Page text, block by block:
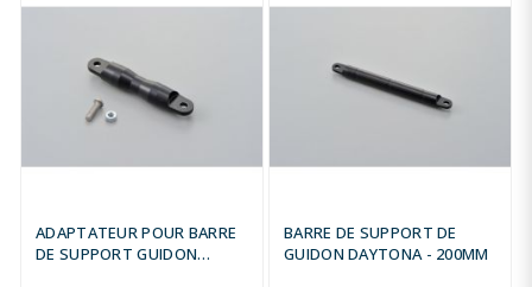
ADAPTATEUR POUR BARRE
DE SUPPORT GUIDON
BARRE DE SUPPORT DE
GUIDON DAYTONA - 200MM